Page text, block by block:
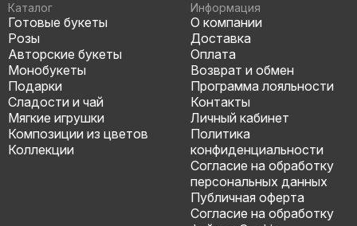
Каталог
Готовые букеты
Розы
Авторские букеты
Монобукеты
Подарки
Сладости и чай
Мягкие игрушки
Композиции из цветов
Коллекции
Информация
О компании
Доставка
Оплата
Возврат и обмен
Программа лояльности
Контакты
Личный кабинет
Политика
конфиденциальности
Согласие на обработку
персональных данных
Публичная оферта
Согласие на обработку